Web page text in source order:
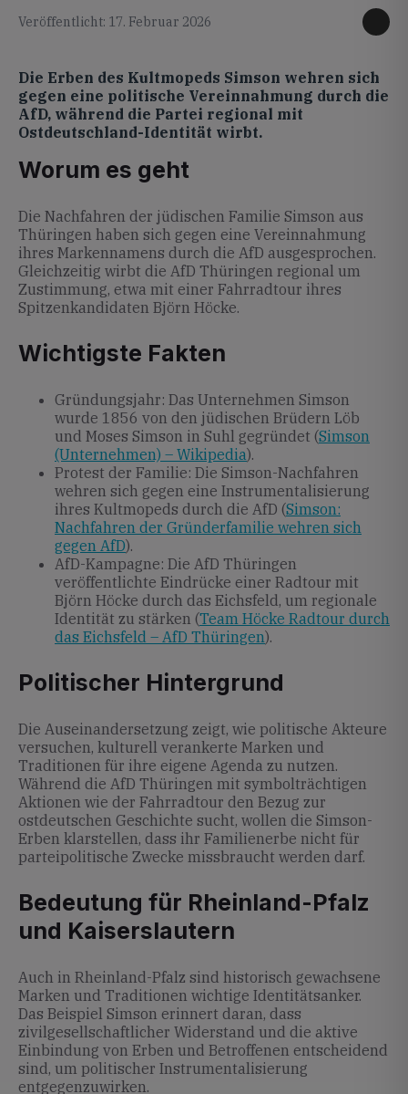
Veröffentlicht: 17. Februar 2026
Die Erben des Kultmopeds Simson wehren sich
gegen eine politische Vereinnahmung durch die
AfD, während die Partei regional mit
Ostdeutschland-Identität wirbt.
Worum es geht
Die Nachfahren der jüdischen Familie Simson aus
Thüringen haben sich gegen eine Vereinnahmung
ihres Markennamens durch die AfD ausgesprochen.
Gleichzeitig wirbt die AfD Thüringen regional um
Zustimmung, etwa mit einer Fahrradtour ihres
Spitzenkandidaten Björn Höcke.
Wichtigste Fakten
Gründungsjahr: Das Unternehmen Simson
wurde 1856 von den jüdischen Brüdern Löb
und Moses Simson in Suhl gegründet (Simson
(Unternehmen) – Wikipedia).
Protest der Familie: Die Simson-Nachfahren
wehren sich gegen eine Instrumentalisierung
ihres Kultmopeds durch die AfD (Simson:
Nachfahren der Gründerfamilie wehren sich
gegen AfD).
AfD-Kampagne: Die AfD Thüringen
veröffentlichte Eindrücke einer Radtour mit
Björn Höcke durch das Eichsfeld, um regionale
Identität zu stärken (Team Höcke Radtour durch
das Eichsfeld – AfD Thüringen).
Politischer Hintergrund
Die Auseinandersetzung zeigt, wie politische Akteure
versuchen, kulturell verankerte Marken und
Traditionen für ihre eigene Agenda zu nutzen.
Während die AfD Thüringen mit symbolträchtigen
Aktionen wie der Fahrradtour den Bezug zur
ostdeutschen Geschichte sucht, wollen die Simson-
Erben klarstellen, dass ihr Familienerbe nicht für
parteipolitische Zwecke missbraucht werden darf.
Bedeutung für Rheinland-Pfalz
und Kaiserslautern
Auch in Rheinland-Pfalz sind historisch gewachsene
Marken und Traditionen wichtige Identitätsanker.
Das Beispiel Simson erinnert daran, dass
zivilgesellschaftlicher Widerstand und die aktive
Einbindung von Erben und Betroffenen entscheidend
sind, um politischer Instrumentalisierung
entgegenzuwirken.